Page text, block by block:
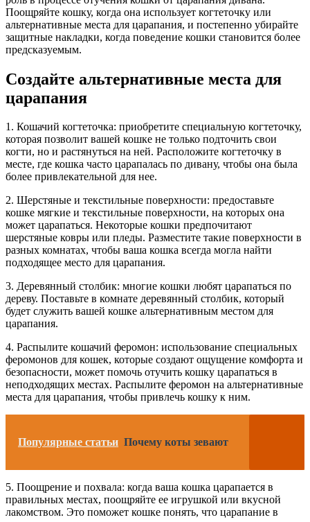
Поощряйте кошку, когда она использует когтеточку или
альтернативные места для царапания, и постепенно убирайте
защитные накладки, когда поведение кошки становится более
предсказуемым.
Создайте альтернативные места для
царапания
1. Кошачий когтеточка: приобретите специальную когтеточку,
которая позволит вашей кошке не только подточить свои
когти, но и растянуться на ней. Расположите когтеточку в
месте, где кошка часто царапалась по дивану, чтобы она была
более привлекательной для нее.
2. Шерстяные и текстильные поверхности: предоставьте
кошке мягкие и текстильные поверхности, на которых она
может царапаться. Некоторые кошки предпочитают
шерстяные ковры или пледы. Разместите такие поверхности в
разных комнатах, чтобы ваша кошка всегда могла найти
подходящее место для царапания.
3. Деревянный столбик: многие кошки любят царапаться по
дереву. Поставьте в комнате деревянный столбик, который
будет служить вашей кошке альтернативным местом для
царапания.
4. Распылите кошачий феромон: использование специальных
феромонов для кошек, которые создают ощущение комфорта и
безопасности, может помочь отучить кошку царапаться в
неподходящих местах. Распылите феромон на альтернативные
места для царапания, чтобы привлечь кошку к ним.
Популярные статьи Почему коты зевают
5. Поощрение и похвала: когда ваша кошка царапается в
правильных местах, поощряйте ее игрушкой или вкусной
лакомством. Это поможет кошке понять, что царапание в